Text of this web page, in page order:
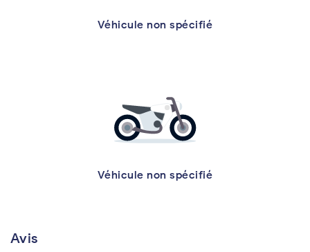
Véhicule non spécifié
Véhicule non spécifié
Avis